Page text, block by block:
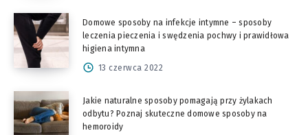
Domowe sposoby na infekcje intymne – sposoby
leczenia pieczenia i swędzenia pochwy i prawidłowa
higiena intymna
13 czerwca 2022
Jakie naturalne sposoby pomagają przy żylakach
odbytu? Poznaj skuteczne domowe sposoby na
hemoroidy